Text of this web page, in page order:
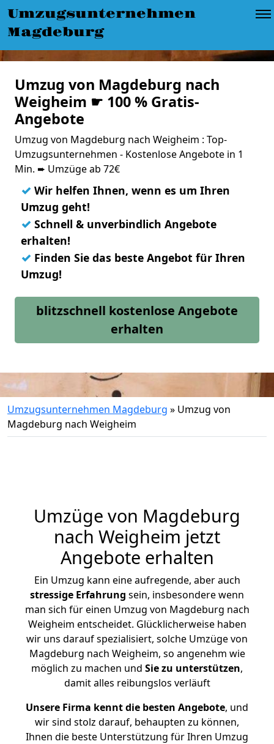
Umzugsunternehmen
Magdeburg
Umzug von Magdeburg nach
Weigheim ☛ 100 % Gratis-
Angebote
Umzug von Magdeburg nach Weigheim : Top-
Umzugsunternehmen - Kostenlose Angebote in 1
Min. ➨ Umzüge ab 72€
✓ Wir helfen Ihnen, wenn es um Ihren
Umzug geht!
✓ Schnell & unverbindlich Angebote
erhalten!
✓ Finden Sie das beste Angebot für Ihren
Umzug!
blitzschnell kostenlose Angebote
erhalten
Umzugsunternehmen Magdeburg » Umzug von
Magdeburg nach Weigheim
Umzüge von Magdeburg
nach Weigheim jetzt
Angebote erhalten
Ein Umzug kann eine aufregende, aber auch
stressige Erfahrung sein, insbesondere wenn
man sich für einen Umzug von Magdeburg nach
Weigheim entscheidet. Glücklicherweise haben
wir uns darauf spezialisiert, solche Umzüge von
Magdeburg nach Weigheim, so angenehm wie
möglich zu machen und Sie zu unterstützen,
damit alles reibungslos verläuft
Unsere Firma kennt die besten Angebote, und
wir sind stolz darauf, behaupten zu können,
Ihnen die beste Unterstützung für Ihren Umzug